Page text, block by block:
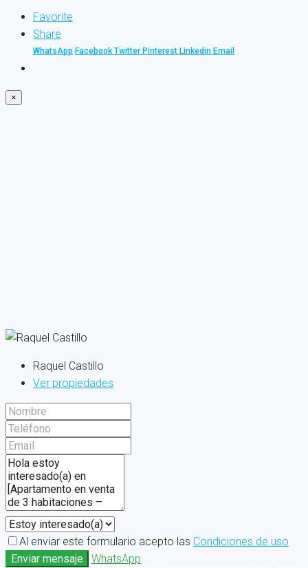
Favorite
Share
WhatsApp Facebook Twitter Pinterest Linkedin Email
×
Raquel Castillo
Ver propiedades
Al enviar este formulario acepto las Condiciones de uso
Enviar mensaje
WhatsApp